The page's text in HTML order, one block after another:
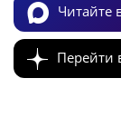
Читайте
Перейти